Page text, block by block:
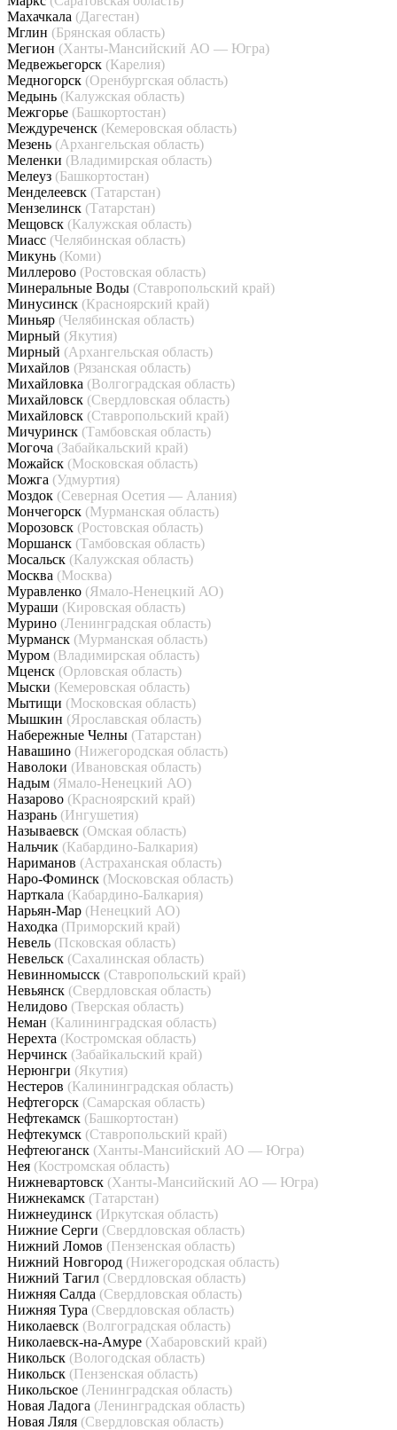
Махачкала (Дагестан)
Мглин (Брянская область)
Мегион (Ханты-Мансийский АО — Югра)
Медвежьегорск (Карелия)
Медногорск (Оренбургская область)
Медынь (Калужская область)
Межгорье (Башкортостан)
Междуреченск (Кемеровская область)
Мезень (Архангельская область)
Меленки (Владимирская область)
Мелеуз (Башкортостан)
Менделеевск (Татарстан)
Мензелинск (Татарстан)
Мещовск (Калужская область)
Миасс (Челябинская область)
Микунь (Коми)
Миллерово (Ростовская область)
Минеральные Воды (Ставропольский край)
Минусинск (Красноярский край)
Миньяр (Челябинская область)
Мирный (Якутия)
Мирный (Архангельская область)
Михайлов (Рязанская область)
Михайловка (Волгоградская область)
Михайловск (Свердловская область)
Михайловск (Ставропольский край)
Мичуринск (Тамбовская область)
Могоча (Забайкальский край)
Можайск (Московская область)
Можга (Удмуртия)
Моздок (Северная Осетия — Алания)
Мончегорск (Мурманская область)
Морозовск (Ростовская область)
Моршанск (Тамбовская область)
Мосальск (Калужская область)
Москва (Москва)
Муравленко (Ямало-Ненецкий АО)
Мураши (Кировская область)
Мурино (Ленинградская область)
Мурманск (Мурманская область)
Муром (Владимирская область)
Мценск (Орловская область)
Мыски (Кемеровская область)
Мытищи (Московская область)
Мышкин (Ярославская область)
Набережные Челны (Татарстан)
Навашино (Нижегородская область)
Наволоки (Ивановская область)
Надым (Ямало-Ненецкий АО)
Назарово (Красноярский край)
Назрань (Ингушетия)
Называевск (Омская область)
Нальчик (Кабардино-Балкария)
Нариманов (Астраханская область)
Наро-Фоминск (Московская область)
Нарткала (Кабардино-Балкария)
Нарьян-Мар (Ненецкий АО)
Находка (Приморский край)
Невель (Псковская область)
Невельск (Сахалинская область)
Невинномысск (Ставропольский край)
Невьянск (Свердловская область)
Нелидово (Тверская область)
Неман (Калининградская область)
Нерехта (Костромская область)
Нерчинск (Забайкальский край)
Нерюнгри (Якутия)
Нестеров (Калининградская область)
Нефтегорск (Самарская область)
Нефтекамск (Башкортостан)
Нефтекумск (Ставропольский край)
Нефтеюганск (Ханты-Мансийский АО — Югра)
Нея (Костромская область)
Нижневартовск (Ханты-Мансийский АО — Югра)
Нижнекамск (Татарстан)
Нижнеудинск (Иркутская область)
Нижние Серги (Свердловская область)
Нижний Ломов (Пензенская область)
Нижний Новгород (Нижегородская область)
Нижний Тагил (Свердловская область)
Нижняя Салда (Свердловская область)
Нижняя Тура (Свердловская область)
Николаевск (Волгоградская область)
Николаевск-на-Амуре (Хабаровский край)
Никольск (Вологодская область)
Никольск (Пензенская область)
Никольское (Ленинградская область)
Новая Ладога (Ленинградская область)
Новая Ляля (Свердловская область)